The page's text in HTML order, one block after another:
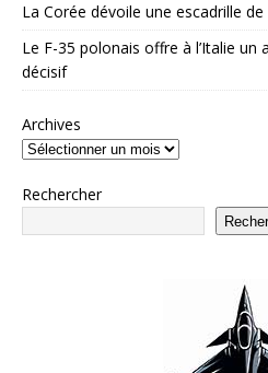
La Corée dévoile une escadrille
Le F-35 polonais offre à l’Italie
décisif
Archives
Rechercher